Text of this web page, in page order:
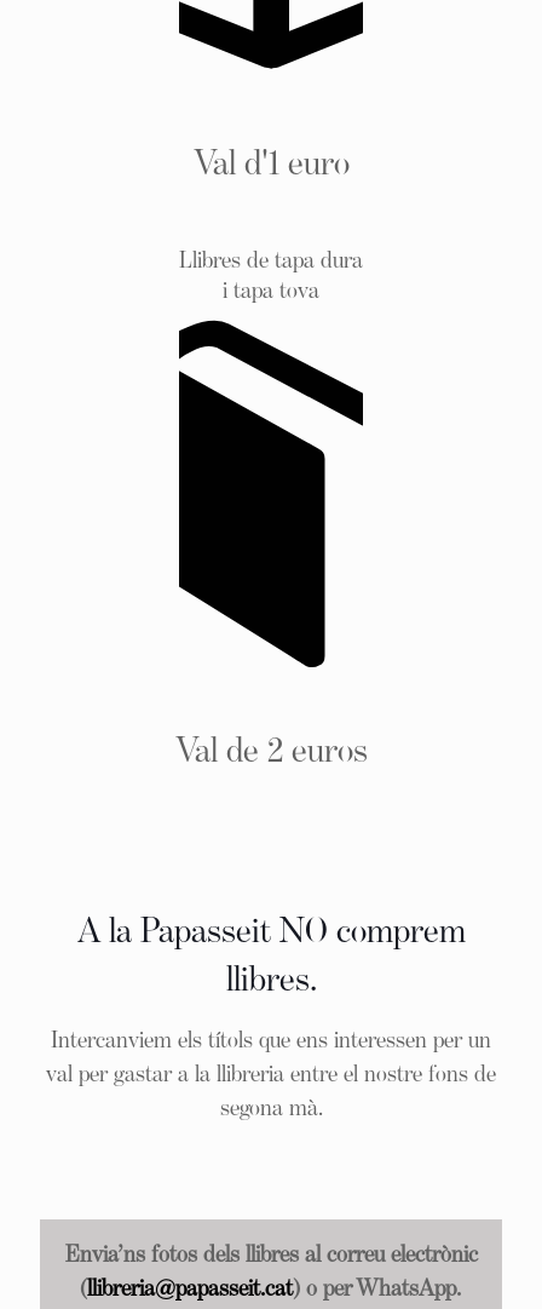
Val d'1 euro
Llibres de tapa dura
i tapa tova
Val de 2 euros
A la Papasseit NO comprem
llibres.
Intercanviem els títols que ens interessen per un
val per gastar a la llibreria entre el nostre fons de
segona mà.
Envia’ns fotos dels llibres al correu electrònic
(llibreria@papasseit.cat) o per WhatsApp.